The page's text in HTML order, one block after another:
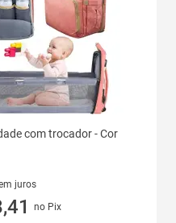
com trocador - Cor
juros
sem jurosno Pix